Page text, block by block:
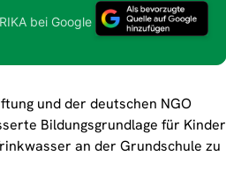
bei Google
und der deutschen NGO
Bildungsgrundlage für Kinder
an der Grundschule zu